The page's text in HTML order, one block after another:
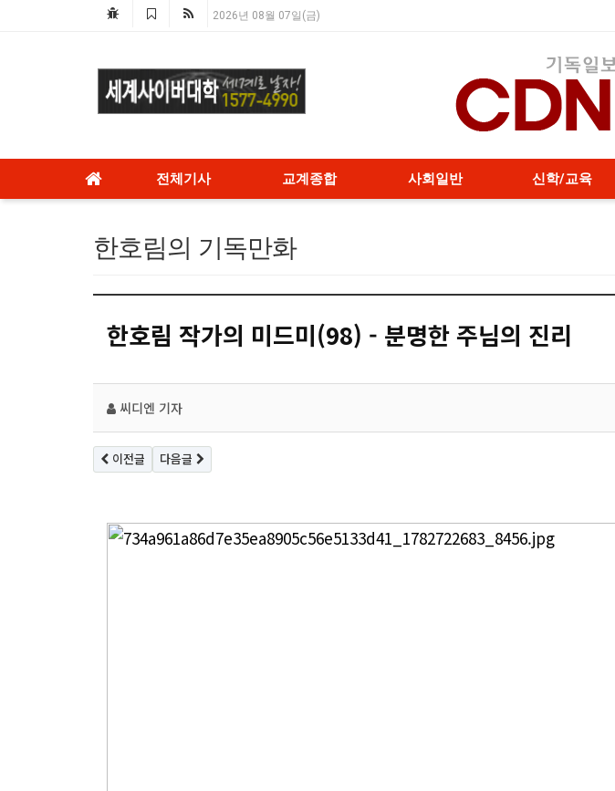
2026년 08월 07일(금)
전체기사 교계종합 사회일반 신학/교육
한호림의 기독만화
한호림 작가의 미드미(98) - 분명한 주님의 진리
씨디엔 기자
이전글 다음글